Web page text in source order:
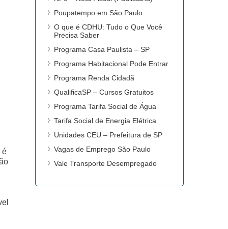
é
Poupatempo em São Paulo
O que é CDHU: Tudo o Que Você
Precisa Saber
Programa Casa Paulista – SP
Programa Habitacional Pode Entrar
Programa Renda Cidadã
QualificaSP – Cursos Gratuitos
Programa Tarifa Social de Água
Tarifa Social de Energia Elétrica
Unidades CEU – Prefeitura de SP
Vagas de Emprego São Paulo
Vale Transporte Desempregado